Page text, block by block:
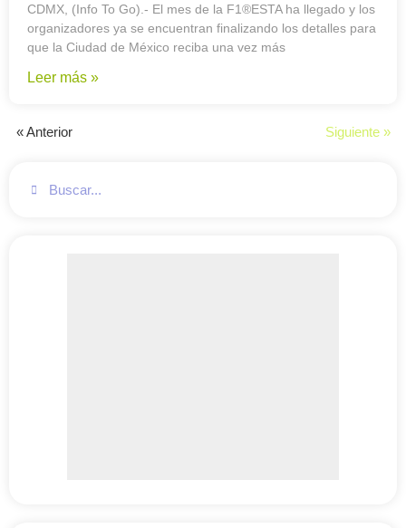
CDMX, (Info To Go).- El mes de la F1®ESTA ha llegado y los
organizadores ya se encuentran finalizando los detalles para
que la Ciudad de México reciba una vez más
Leer más »
« Anterior Siguiente »